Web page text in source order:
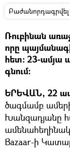
Բաժանորդագրվել
Ռուբինան
որը
հետ։ 23-ամյա
գնում։
ԵՐԵՎԱՆ, 22
ծագմամբ
Խանզադյանը
Bazaar-ի